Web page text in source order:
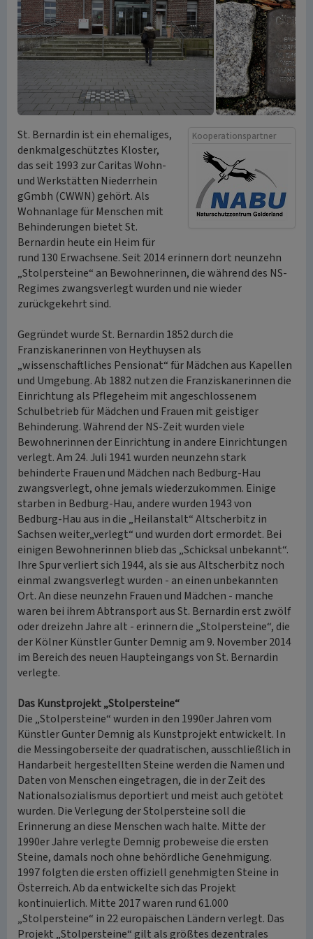
Kooperationspartner
St. Bernardin ist ein ehemaliges,
denkmalgeschütztes Kloster,
das seit 1993 zur Caritas Wohn-
und Werkstätten Niederrhein
gGmbh (CWWN) gehört. Als
Wohnanlage für Menschen mit
Behinderungen bietet St.
Bernardin heute ein Heim für
rund 130 Erwachsene. Seit 2014 erinnern dort neunzehn
„Stolpersteine“ an Bewohnerinnen, die während des NS-
Regimes zwangsverlegt wurden und nie wieder
zurückgekehrt sind.
Gegründet wurde St. Bernardin 1852 durch die
Franziskanerinnen von Heythuysen als
„wissenschaftliches Pensionat“ für Mädchen aus Kapellen
und Umgebung. Ab 1882 nutzen die Franziskanerinnen die
Einrichtung als Pflegeheim mit angeschlossenem
Schulbetrieb für Mädchen und Frauen mit geistiger
Behinderung. Während der NS-Zeit wurden viele
Bewohnerinnen der Einrichtung in andere Einrichtungen
verlegt. Am 24. Juli 1941 wurden neunzehn stark
behinderte Frauen und Mädchen nach Bedburg-Hau
zwangsverlegt, ohne jemals wiederzukommen. Einige
starben in Bedburg-Hau, andere wurden 1943 von
Bedburg-Hau aus in die „Heilanstalt“ Altscherbitz in
Sachsen weiter„verlegt“ und wurden dort ermordet. Bei
einigen Bewohnerinnen blieb das „Schicksal unbekannt“.
Ihre Spur verliert sich 1944, als sie aus Altscherbitz noch
einmal zwangsverlegt wurden - an einen unbekannten
Ort. An diese neunzehn Frauen und Mädchen - manche
waren bei ihrem Abtransport aus St. Bernardin erst zwölf
oder dreizehn Jahre alt - erinnern die „Stolpersteine“, die
der Kölner Künstler Gunter Demnig am 9. November 2014
im Bereich des neuen Haupteingangs von St. Bernardin
verlegte.
Das Kunstprojekt „Stolpersteine“
Die „Stolpersteine“ wurden in den 1990er Jahren vom
Künstler Gunter Demnig als Kunstprojekt entwickelt. In
die Messingoberseite der quadratischen, ausschließlich in
Handarbeit hergestellten Steine werden die Namen und
Daten von Menschen eingetragen, die in der Zeit des
Nationalsozialismus deportiert und meist auch getötet
wurden. Die Verlegung der Stolpersteine soll die
Erinnerung an diese Menschen wach halte. Mitte der
1990er Jahre verlegte Demnig probeweise die ersten
Steine, damals noch ohne behördliche Genehmigung.
1997 folgten die ersten offiziell genehmigten Steine in
Österreich. Ab da entwickelte sich das Projekt
kontinuierlich. Mitte 2017 waren rund 61.000
„Stolpersteine“ in 22 europäischen Ländern verlegt. Das
Projekt „Stolpersteine“ gilt als größtes dezentrales